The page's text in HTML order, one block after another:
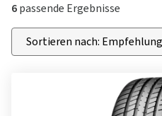
6passende Ergebnisse